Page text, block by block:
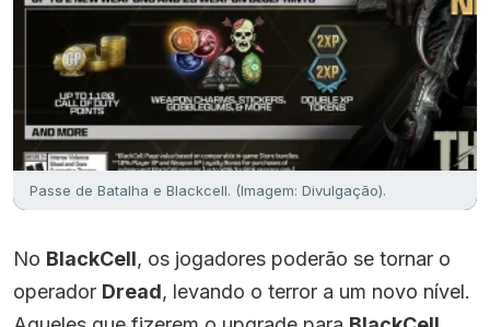
Passe de Batalha e Blackcell. (Imagem: Divulgação).
No BlackCell, os jogadores poderão se tornar o
operador Dread, levando o terror a um novo nível.